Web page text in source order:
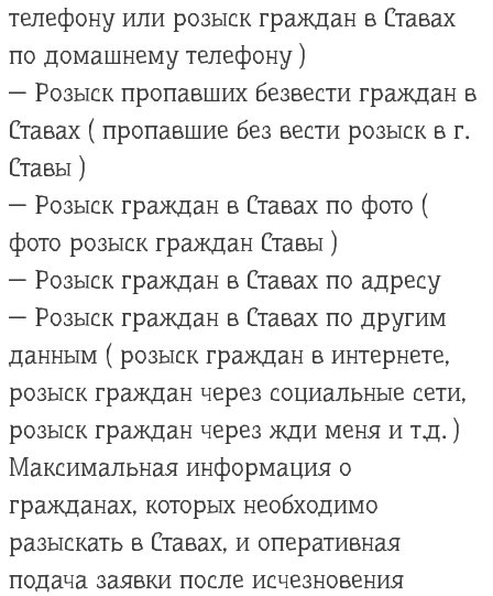
телефону или розыск граждан в Ставах
по домашнему телефону )
— Розыск пропавших безвести граждан в
Ставах ( пропавшие без вести розыск в г.
Ставы )
— Розыск граждан в Ставах по фото (
фото розыск граждан Ставы )
— Розыск граждан в Ставах по адресу
— Розыск граждан в Ставах по другим
данным ( розыск граждан в интернете,
розыск граждан через социальные сети,
розыск граждан через жди меня и т.д. )
Максимальная информация о
гражданах, которых необходимо
разыскать в Ставах, и оперативная
подача заявки после исчезновения